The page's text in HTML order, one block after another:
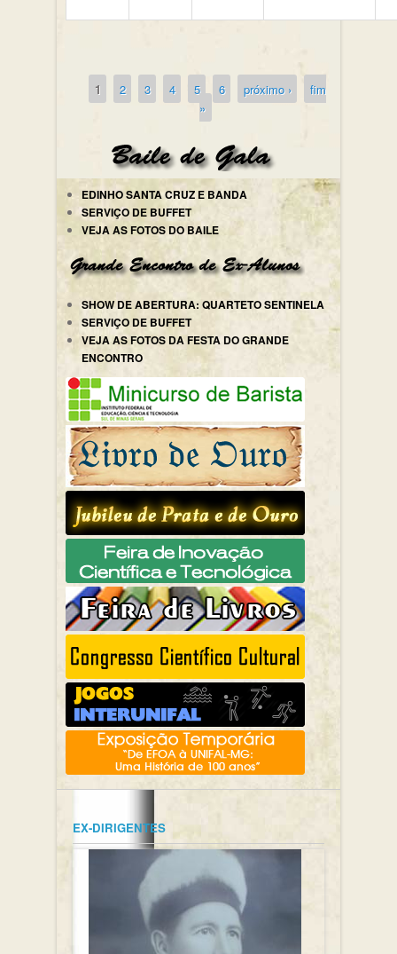
Páginas
1 2 3 4 5 6 próximo ›
fim
»
EDINHO SANTA CRUZ E BANDA
SERVIÇO DE BUFFET
VEJA AS FOTOS DO BAILE
SHOW DE ABERTURA: QUARTETO SENTINELA
SERVIÇO DE BUFFET
VEJA AS FOTOS DA FESTA DO GRANDE
ENCONTRO
EX-DIRIGENTES